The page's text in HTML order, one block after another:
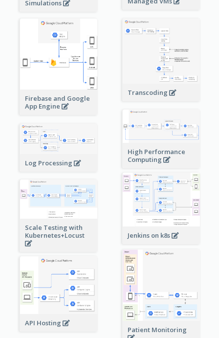
Simulations
Firebase and Google
App Engine
Transcoding
High Performance
Computing
Log Processing
Jenkins on k8s
Scale Testing with
Kubernetes+Locust
Patient Monitoring
API Hosting